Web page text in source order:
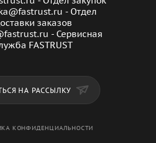
- Отдел
заказов
- Сервисная
FASTRUST
НА РАССЫЛКУ
КОНФИДЕНЦИАЛЬНОСТИ